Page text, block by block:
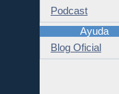
Podcast
Ayuda
Blog Oficial